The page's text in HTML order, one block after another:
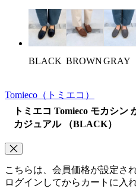
BLACK BROWNGRAY
Tomieco （トミエコ）
トミエコ Tomieco モカシン
カジュアル （BLACK）
こちらは、会員価格が設定さ
ログインしてからカートに入